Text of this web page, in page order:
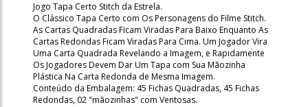
Jogo Tapa Certo Stitch da Estrela.
O Clássico Tapa Certo com Os Personagens do Filme Stitch.
As Cartas Quadradas Ficam Viradas Para Baixo Enquanto As
Cartas Redondas Ficam Viradas Para Cima. Um Jogador Vira
Uma Carta Quadrada Revelando a Imagem, e Rapidamente
Os Jogadores Devem Dar Um Tapa com Sua Mãozinha
Plástica Na Carta Redonda de Mesma Imagem.
Conteúdo da Embalagem: 45 Fichas Quadradas, 45 Fichas
Redondas, 02 "mãozinhas" com Ventosas.